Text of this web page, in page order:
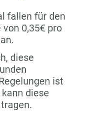
fallen für den
0,35€ pro
diese
ist
diese